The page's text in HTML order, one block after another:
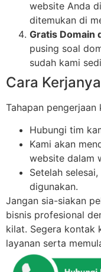
website Anda
ditemukan di
Gratis Domain
pusing soal
sudah kami
Cara Kerjanya
Tahapan
Hubungi tim
Kami akan
website dalam
Setelah
digunakan.
Jangan sia-siakan
bisnis profesional
kilat. Segera kontak
layanan serta